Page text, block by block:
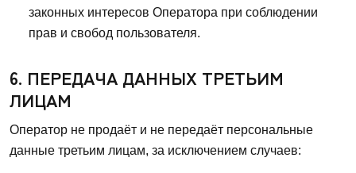
законных интересов Оператора при соблюдении
прав и свобод пользователя.
6. ПЕРЕДАЧА ДАННЫХ ТРЕТЬИМ
ЛИЦАМ
Оператор не продаёт и не передаёт персональные
данные третьим лицам, за исключением случаев: